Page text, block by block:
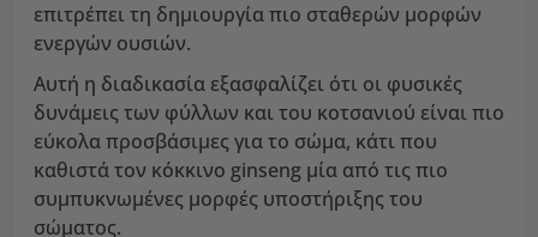
επιτρέπει τη δημιουργία πιο σταθερών μορφών
ενεργών ουσιών.
Αυτή η διαδικασία εξασφαλίζει ότι οι φυσικές
δυνάμεις των φύλλων και του κοτσανιού είναι πιο
εύκολα προσβάσιμες για το σώμα, κάτι που
καθιστά τον κόκκινο ginseng μία από τις πιο
συμπυκνωμένες μορφές υποστήριξης του
σώματος.